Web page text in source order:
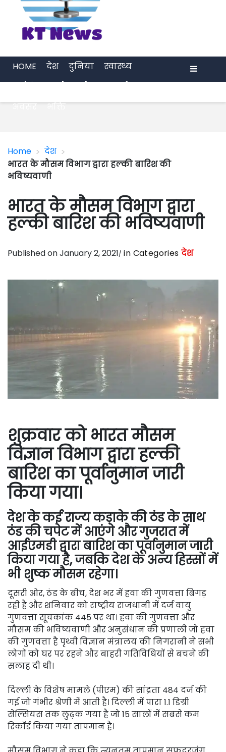
HOME देश दुनिया
स्वास्थ्य
अवसर
भक्ति
Home > देश >
भारत के मौसम विभाग द्वारा हल्की बारिश की
भविष्यवाणी
भारत के मौसम विभाग द्वारा
हल्की बारिश की भविष्यवाणी
Published on January 2, 2021 in Categories देश
शुक्रवार को भारत मौसम
विज्ञान विभाग द्वारा हल्की
बारिश का पूर्वानुमान जारी
किया गया।
देश के कई राज्य कड़ाके की ठंड के साथ
ठंड की चपेट में आएंगे और गुजरात में
आईएमडी द्वारा बारिश का पूर्वानुमान जारी
किया गया है, जबकि देश के अन्य हिस्सों में
भी शुष्क मौसम रहेगा।
दूसरी ओर, ठंड के बीच, देश भर में हवा की गुणवत्ता बिगड़
रही है और शनिवार को राष्ट्रीय राजधानी में दर्ज वायु
गुणवत्ता सूचकांक 445 पर था। हवा की गुणवत्ता और
मौसम की भविष्यवाणी और अनुसंधान की प्रणाली जो हवा
की गुणवत्ता है पृथ्वी विज्ञान मंत्रालय की निगरानी ने सभी
लोगों को घर पर रहने और बाहरी गतिविधियों से बचने की
सलाह दी थी।
दिल्ली के विशेष मामले (पीएम) की सांद्रता 484 दर्ज की
गई जो गंभीर श्रेणी में आती है। दिल्ली में पारा 1.1 डिग्री
सेल्सियस तक लुढ़क गया है जो 15 सालों में सबसे कम
रिकॉर्ड किया गया तापमान है।